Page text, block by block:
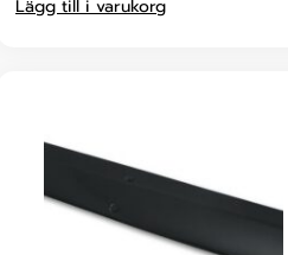
Lägg till i varukorg